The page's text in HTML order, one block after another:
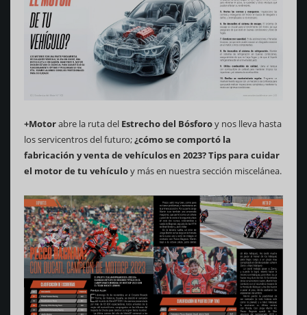
+Motorabre la ruta del Estrecho del Bósforoy nos lleva hasta
los servicentros del futuro;¿cómo se comportó la
fabricación y venta de vehículos en 2023? Tips para cuidar
el motor de tu vehículoy más en nuestra sección miscelánea.